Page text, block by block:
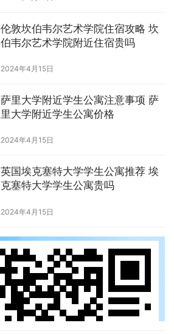
伦敦坎伯韦尔艺术学院住宿攻略 坎
伯韦尔艺术学院附近住宿贵吗
2024年4月15日
萨里大学附近学生公寓注意事项 萨
里大学附近学生公寓价格
2024年4月15日
英国埃克塞特大学学生公寓推荐 埃
克塞特大学学生公寓贵吗
2024年4月15日